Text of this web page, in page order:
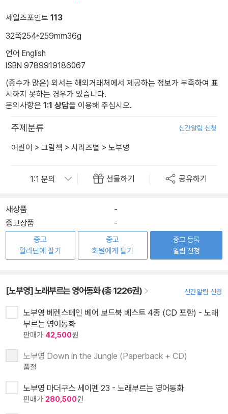
세일즈포인트 113
32쪽254*259mm36g
언어 English
ISBN 9789919186067
(종수가 많은) 외서는 해외거래처에서 제공하는 정보가 부족하여 표
시하지 못하는 경우가 있습니다.
문의사항은 1:1 상담을 이용해 주십시오.
주제분류 신간알림 신청
어린이 > 그림책 > 시리즈별 > 노부영
선물하기 공유하기
새상품
-
중고상품
-
중고
알라딘에 팔기
중고
회원에게 팔기
중고 등록
알림 신청
[노부영] 노래부르는 영어동화 (총 1226권) 신간알림 신청
노부영 베렌스테인 베어 보드북 베스트 4종 (CD 포함) - 노래
부르는 영어동화
판매가 42,500원
노부영 Down in the Jungle (Paperback + CD)
품절
노부영 마더구스 세이펜 23 - 노래부르는 영어동화
판매가 280,500원